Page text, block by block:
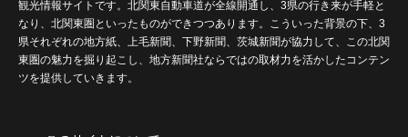
観光情報サイトです。北関東自動車道が全線開通し、3県の行き来が手軽と
なり、北関東圏といったものができつつあります。こういった背景の下、3
県それぞれの地方紙、上毛新聞、下野新聞、茨城新聞が協力して、この北関
東圏の魅力を掘り起こし、地方新聞社ならではの取材力を活かしたコンテン
ツを提供していきます。